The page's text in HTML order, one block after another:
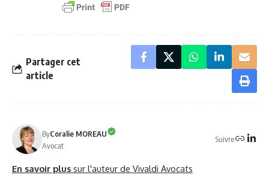
Partager cet
article
ByCoralie MOREAU
Avocat
Suivre
En savoir plus sur l'auteur de Vivaldi Avocats